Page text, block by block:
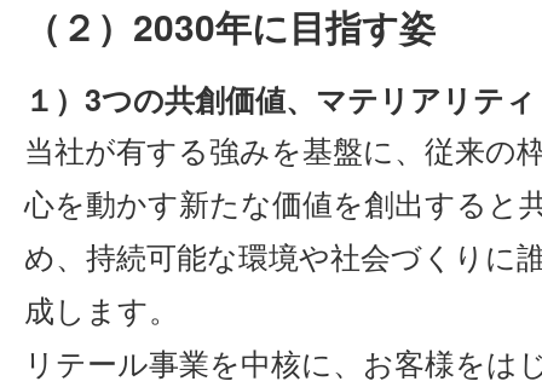
（２）2030年に目指す姿
１）3つの共創価値、マテリアリティ
当社が有する強みを基盤に、従来の
心を動かす新たな価値を創出すると
め、持続可能な環境や社会づくりに
成します。
リテール事業を中核に、お客様をは